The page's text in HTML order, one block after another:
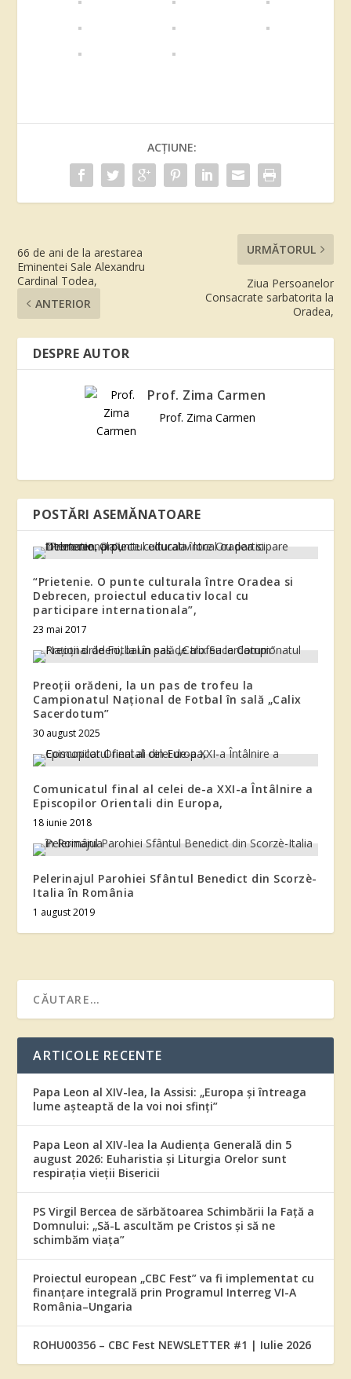
ACȚIUNE:
66 de ani de la arestarea
Eminentei Sale Alexandru
Cardinal Todea,
ANTERIOR
URMĂTORUL
Ziua Persoanelor
Consacrate sarbatorita la
Oradea,
DESPRE AUTOR
Prof. Zima Carmen
Prof. Zima Carmen
POSTĂRI ASEMĂNATOARE
“Prietenie. O punte culturala între Oradea si
Debrecen, proiectul educativ local cu
participare internationala”,
23 mai 2017
Preoții orădeni, la un pas de trofeu la
Campionatul Național de Fotbal în sală „Calix
Sacerdotum”
30 august 2025
Comunicatul final al celei de-a XXI-a Întâlnire a
Episcopilor Orientali din Europa,
18 iunie 2018
Pelerinajul Parohiei Sfântul Benedict din Scorzè-
Italia în România
1 august 2019
ARTICOLE RECENTE
Papa Leon al XIV-lea, la Assisi: „Europa și întreaga
lume așteaptă de la voi noi sfinți”
Papa Leon al XIV-lea la Audiența Generală din 5
august 2026: Euharistia și Liturgia Orelor sunt
respirația vieții Bisericii
PS Virgil Bercea de sărbătoarea Schimbării la Față a
Domnului: „Să-L ascultăm pe Cristos și să ne
schimbăm viața”
Proiectul european „CBC Fest” va fi implementat cu
finanțare integrală prin Programul Interreg VI-A
România–Ungaria
ROHU00356 – CBC Fest NEWSLETTER #1 | Iulie 2026